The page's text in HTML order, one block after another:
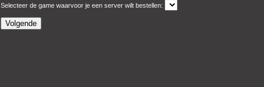
Selecteer de game waarvoor je een server wilt bestellen: